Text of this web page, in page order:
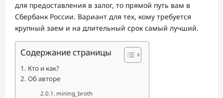
для предоставления в залог, то прямой путь вам в
Сбербанк России. Вариант для тех, кому требуется
крупный заем и на длительный срок самый лучший.
Содержание страницы
Кто и как?
Об авторе
mining_broth